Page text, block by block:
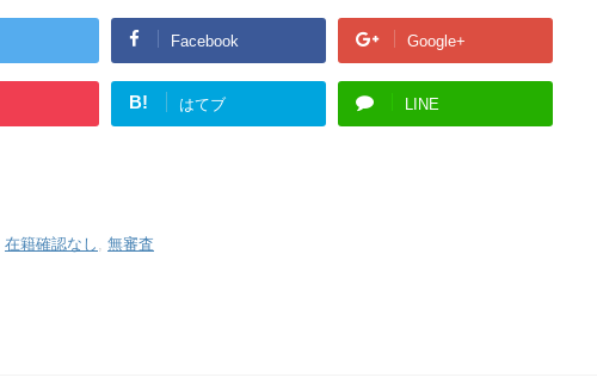
Facebook Google+
B! はてブ LINE
在籍確認なし , 無審査